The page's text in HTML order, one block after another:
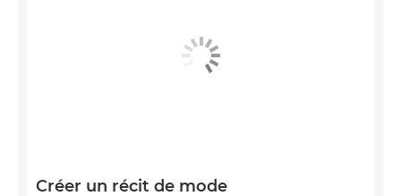
Créer un récit de mode